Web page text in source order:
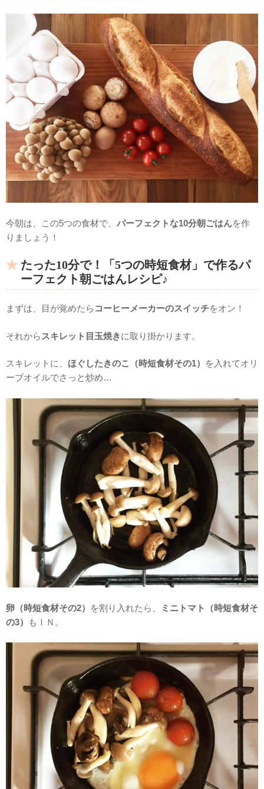
今朝は、この5つの食材で、 パーフェクトな10分朝ごはんを作
りましょう！
たった10分で！「5つの時短食材」で作るパ
ーフェクト朝ごはんレシピ♪
まずは、目が覚めたら コーヒーメーカーのスイッチをオン！
それから スキレット目玉焼きに取り掛かります。
スキレットに、 ほぐしたきのこ（時短食材その1）
を入れてオリ
ーブオイルでさっと炒め…
卵（時短食材その2） を割り入れたら、
ミニトマト（時短食材そ
の3）
もＩＮ。